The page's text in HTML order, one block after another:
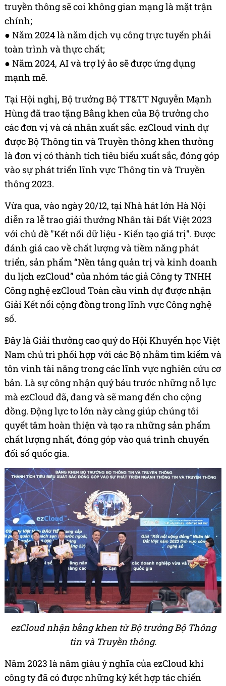
truyền thông sẽ coi không gian mạng là mặt trận
chính;
● Năm 2024 là năm dịch vụ công trực tuyến phải
toàn trình và thực chất;
● Năm 2024, AI và trợ lý ảo sẽ được ứng dụng
mạnh mẽ.
Tại Hội nghị, Bộ trưởng Bộ TT&TT Nguyễn Mạnh
Hùng đã trao tặng Bằng khen của Bộ trưởng cho
các đơn vị và cá nhân xuất sắc. ezCloud vinh dự
được Bộ Thông tin và Truyền thông khen thưởng
là đơn vị có thành tích tiêu biểu xuất sắc, đóng góp
vào sự phát triển lĩnh vực Thông tin và Truyền
thông 2023.
Vừa qua, vào ngày 20/12, tại Nhà hát lớn Hà Nội
diễn ra lễ trao giải thưởng Nhân tài Đất Việt 2023
với chủ đề "Kết nối dữ liệu - Kiến tạo giá trị". Được
đánh giá cao về chất lượng và tiềm năng phát
triển, sản phẩm “Nền tảng quản trị và kinh doanh
du lịch ezCloud” của nhóm tác giả Công ty TNHH
Công nghệ ezCloud Toàn cầu vinh dự được nhận
Giải Kết nối cộng đồng trong lĩnh vực Công nghệ
số.
Đây là Giải thưởng cao quý do Hội Khuyến học Việt
Nam chủ trì phối hợp với các Bộ nhằm tìm kiếm và
tôn vinh tài năng trong các lĩnh vực nghiên cứu cơ
bản. Là sự công nhận quý báu trước những nỗ lực
mà ezCloud đã, đang và sẽ mang đến cho cộng
đồng. Động lực to lớn này càng giúp chúng tôi
quyết tâm hoàn thiện và tạo ra những sản phẩm
chất lượng nhất, đóng góp vào quá trình chuyển
đổi số quốc gia.
ezCloud nhận bằng khen từ Bộ trưởng Bộ Thông
tin và Truyền thông.
Năm 2023 là năm giàu ý nghĩa của ezCloud khi
công ty đã có được những ký kết hợp tác chiến